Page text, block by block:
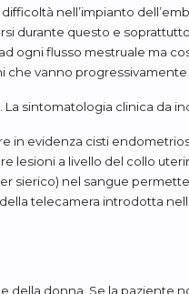
nell’impianto
durante questo e
ogni flusso mestruale ma
vanno
La sintomatologia clinica da
in evidenza cisti
lesioni a livello del collo
sierico) nel sangue
telecamera introdotta
della donna. Se la paziente